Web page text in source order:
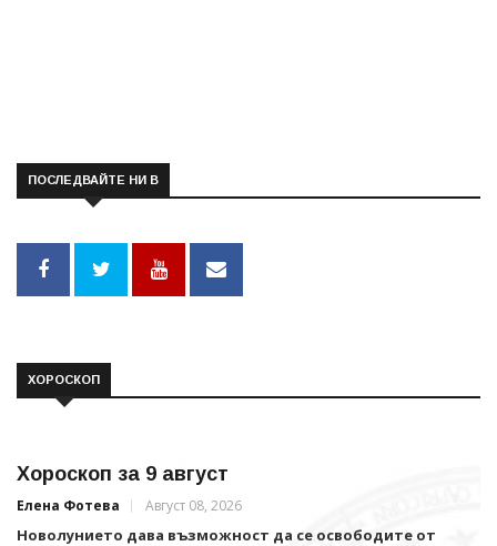
ПОСЛЕДВАЙТЕ НИ В
ХОРОСКОП
Хороскоп за 9 август
Елена Фотева Август 08, 2026
Новолунието дава възможност да се освободите от